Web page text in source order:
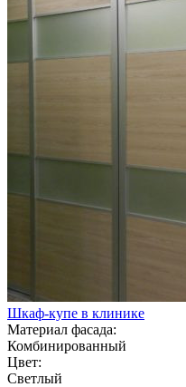
Шкаф-купе в клинике
Материал фасада:
Комбинированный
Цвет:
Светлый